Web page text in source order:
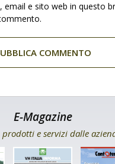
email e sito web in questo
E-Magazine
prodotti e servizi dalle